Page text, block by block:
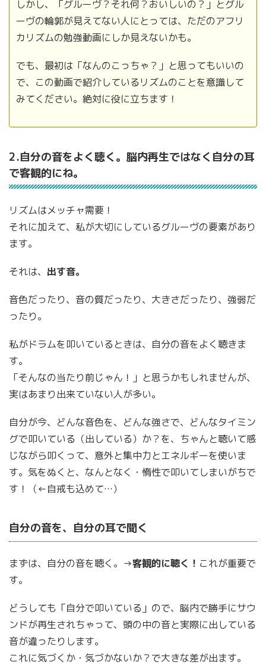
しかし、「グルーヴ？それ何？おいしいの？」とグル
ーヴの輪郭が見えてない人にとっては、ただのアフリ
カリズムの勉強動画にしか見えないかも。
でも、最初は「なんのこっちゃ？」と思ってもいいの
で、この動画で紹介しているリズムのことを意識して
みてください。絶対に役に立ちます！
2.自分の音をよく聴く。脳内再生ではなく自分の耳
で客観的にね。
リズムはメッチャ需要！
それに加えて、私が大切にしているグルーヴの要素があり
ます。
それは、 出す音。
音色だったり、音の質だったり、大きさだったり、強弱だ
ったり。
私がドラムを叩いているときは、自分の音をよく聴きま
す。
「そんなの当たり前じゃん！」と思うかもしれませんが、
実はあまり出来ていない人が多い。
自分が今、どんな音色を、どんな強さで、どんなタイミン
グで叩いている（出している）か？を、ちゃんと聴いて感
じながら叩くって、意外と集中力とエネルギーを使いま
す。気をぬくと、なんとなく・惰性で叩いてしまいがちで
す！（←自戒も込めて…）
自分の音を、自分の耳で聞く
まずは、自分の音を聴く。→客観的に聴く！ これが重要で
す。
どうしても「自分で叩いている」ので、脳内で勝手にサウ
ンドが再生されちゃって、頭の中の音と実際に出している
音が違ったりします。
これに気づくか・気づかないか？で大きな差が出ます。